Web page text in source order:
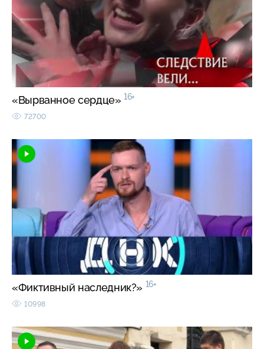
«Вырванное сердце» 16+
72700
«Фиктивный наследник?» 16+
10998